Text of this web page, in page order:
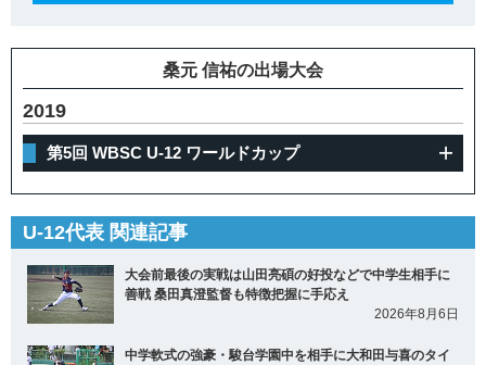
桑元 信祐の出場大会
2019
第5回 WBSC U-12 ワールドカップ
U-12代表 関連記事
大会前最後の実戦は山田亮碩の好投などで中学生相手に
善戦 桑田真澄監督も特徴把握に手応え
2026年8月6日
中学軟式の強豪・駿台学園中を相手に大和田与喜のタイ